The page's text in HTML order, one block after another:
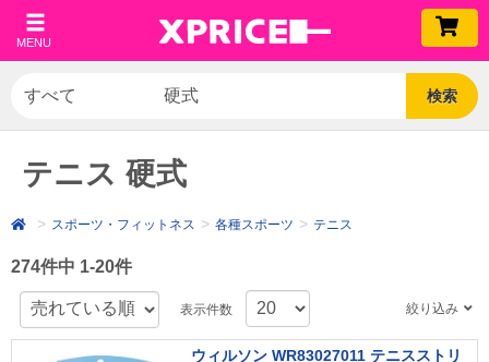
MENU
検索
テニス 硬式
スポーツ・フィットネス 各種スポーツ テニス
274件中 1-20件
表示件数 絞り込み
ウィルソン WR83027011 テニスストリ